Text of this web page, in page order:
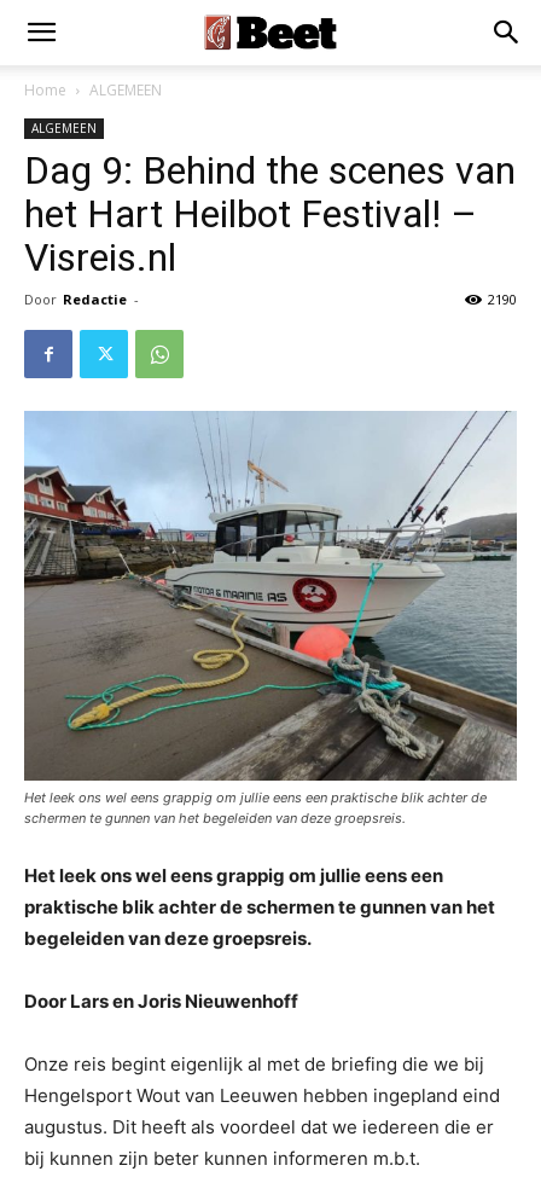
Home ALGEMEEN
ALGEMEEN
Dag 9: Behind the scenes van
het Hart Heilbot Festival! –
Visreis.nl
Door Redactie - 2190
Het leek ons wel eens grappig om jullie eens een praktische blik achter de
schermen te gunnen van het begeleiden van deze groepsreis.
Het leek ons wel eens grappig om jullie eens een
praktische blik achter de schermen te gunnen van het
begeleiden van deze groepsreis.
Door Lars en Joris Nieuwenhoff
Onze reis begint eigenlijk al met de briefing die we bij
Hengelsport Wout van Leeuwen hebben ingepland eind
augustus. Dit heeft als voordeel dat we iedereen die er
bij kunnen zijn beter kunnen informeren m.b.t.